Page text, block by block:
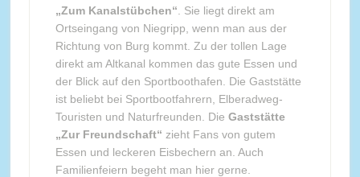
„Zum Kanalstübchen“ . Sie liegt direkt am
Ortseingang von Niegripp, wenn man aus der
Richtung von Burg kommt. Zu der tollen Lage
direkt am Altkanal kommen das gute Essen und
der Blick auf den Sportboothafen. Die Gaststätte
ist beliebt bei Sportbootfahrern, Elberadweg-
Touristen und Naturfreunden. Die Gaststätte
„Zur Freundschaft“ zieht Fans von gutem
Essen und leckeren Eisbechern an. Auch
Familienfeiern begeht man hier gerne.